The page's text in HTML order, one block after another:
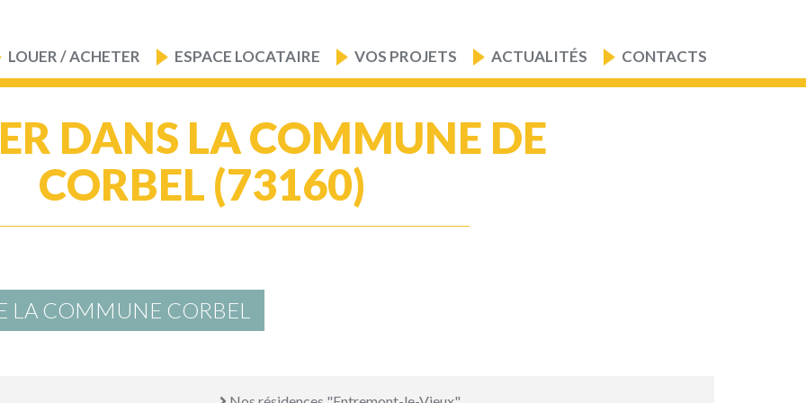
LOUER / ACHETER ESPACE LOCATAIRE VOS PROJETS ACTUALITÉS CONTACTS
DANS LA COMMUNE DE
CORBEL (73160)
LA COMMUNE CORBEL